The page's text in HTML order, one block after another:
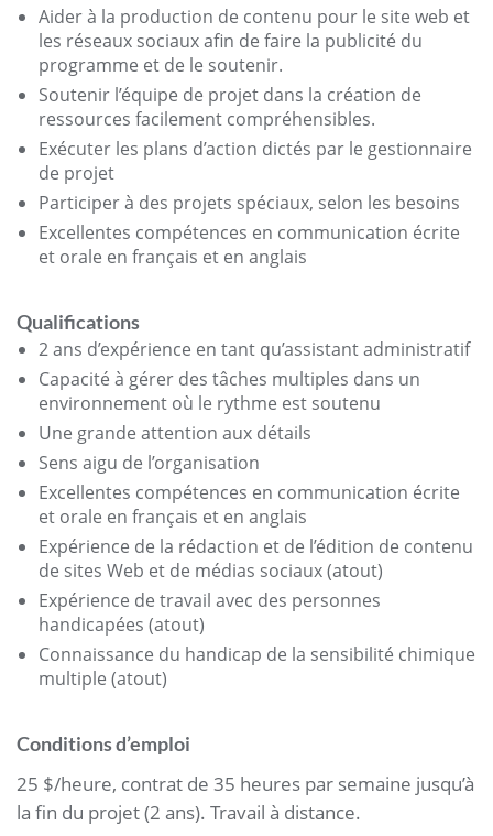
Aider à la production de contenu pour le site web et
les réseaux sociaux afin de faire la publicité du
programme et de le soutenir.
Soutenir l’équipe de projet dans la création de
ressources facilement compréhensibles.
Exécuter les plans d’action dictés par le gestionnaire
de projet
Participer à des projets spéciaux, selon les besoins
Excellentes compétences en communication écrite
et orale en français et en anglais
Qualifications
2 ans d’expérience en tant qu’assistant administratif
Capacité à gérer des tâches multiples dans un
environnement où le rythme est soutenu
Une grande attention aux détails
Sens aigu de l’organisation
Excellentes compétences en communication écrite
et orale en français et en anglais
Expérience de la rédaction et de l’édition de contenu
de sites Web et de médias sociaux (atout)
Expérience de travail avec des personnes
handicapées (atout)
Connaissance du handicap de la sensibilité chimique
multiple (atout)
Conditions d’emploi
25 $/heure, contrat de 35 heures par semaine jusqu’à
la fin du projet (2 ans). Travail à distance.